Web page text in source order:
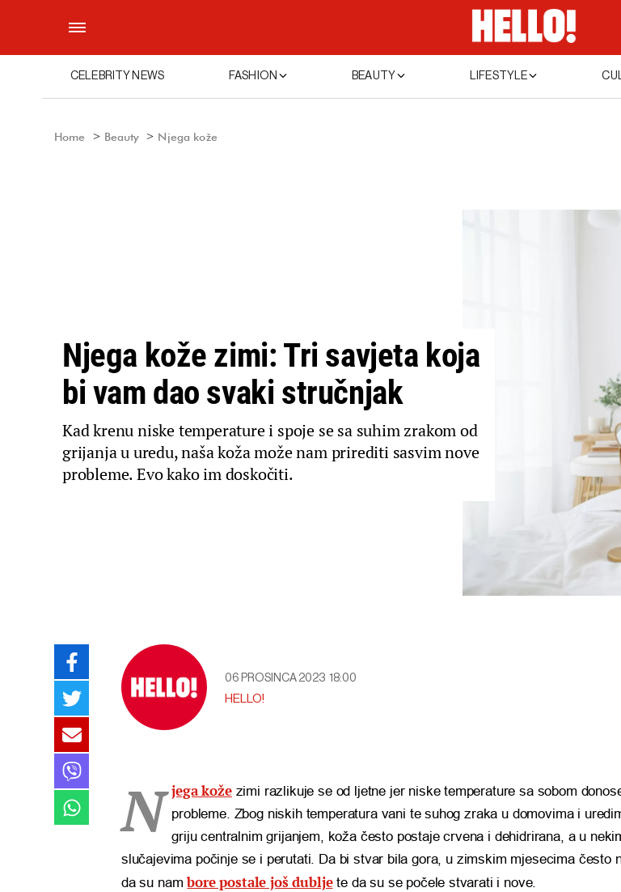
CELEBRITY NEWS FASHION BEAUTY LIFESTYLE
Home Beauty Njega kože
Njega kože zimi: Tri savjeta koja
bi vam dao svaki stručnjak
Kad krenu niske temperature i spoje se sa suhim zrakom od
grijanja u uredu, naša koža može nam prirediti sasvim nove
probleme. Evo kako im doskočiti.
06 PROSINCA 2023 18:00
HELLO!
N jega kožezimi razlikuje se od ljetne jer niske temperature sa sobom
probleme. Zbog niskih temperatura vani te suhog zraka u domovima i
griju centralnim grijanjem, koža često postaje crvena i dehidrirana, a u
slučajevima počinje se i perutati. Da bi stvar bila gora, u zimskim mjesecima često
da su nambore postale još dubljete da su se počele stvarati i nove.